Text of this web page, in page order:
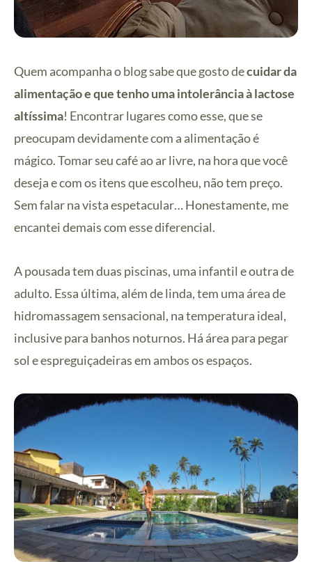
Quem acompanha o blog sabe que gosto decuidar da
alimentação e que tenho uma intolerância à lactose
altíssima! Encontrar lugares como esse, que se
preocupam devidamente com a alimentação é
mágico. Tomar seu café ao ar livre, na hora que você
deseja e com os itens que escolheu, não tem preço.
Sem falar na vista espetacular… Honestamente, me
encantei demais com esse diferencial.
A pousada tem duas piscinas, uma infantil e outra de
adulto. Essa última, além de linda, tem uma área de
hidromassagem sensacional, na temperatura ideal,
inclusive para banhos noturnos. Há área para pegar
sol e espreguiçadeiras em ambos os espaços.